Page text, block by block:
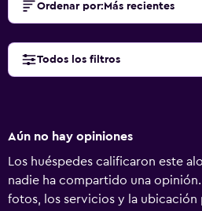
Ordenar por: Más recientes
Todos los filtros
Aún no hay opiniones
Los huéspedes calificaron este
nadie ha compartido una opinión.
fotos, los servicios y la ubicación